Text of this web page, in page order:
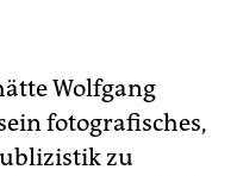
Wolfgang
fotografisches,
zu